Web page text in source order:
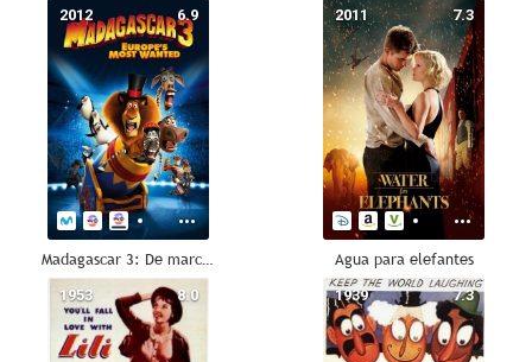
6.9
2012
Madagascar 3: De marcha por Europa
7.3
2011
Agua para elefantes
8.0
1953 7.3
1939